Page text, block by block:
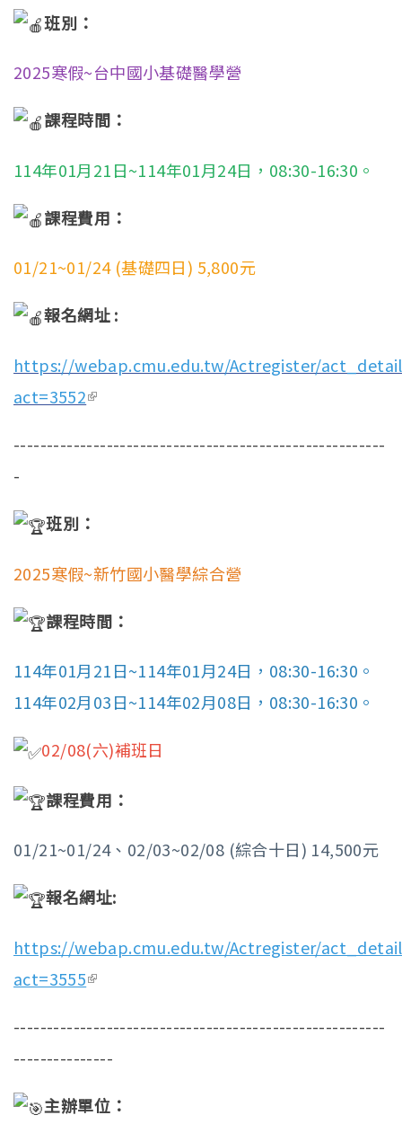
班別：
2025寒假~台中國小基礎醫學營
課程時間：
114年01月21日~114年01月24日，08:30-16:30。
課程費用：
01/21~01/24 (基礎四日) 5,800元
報名網址 :
https://webap.cmu.edu.tw/Actregister/
act=3552(link is external)
--------------------------------------------------------
-
班別：
2025寒假~新竹國小醫學綜合營
課程時間：
114年01月21日~114年01月24日，08:30-16:30。
114年02月03日~114年02月08日，08:30-16:30。
02/08(六)補班日
課程費用：
01/21~01/24、02/03~02/08 (綜合十日) 14,500元
報名網址:
https://webap.cmu.edu.tw/Actregister/
act=3555(link is external)
--------------------------------------------------------
---------------
主辦單位：